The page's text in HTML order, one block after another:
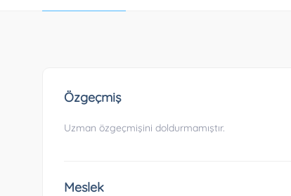
Özgeçmiş
Uzman özgeçmişini doldurmamıştır.
Meslek